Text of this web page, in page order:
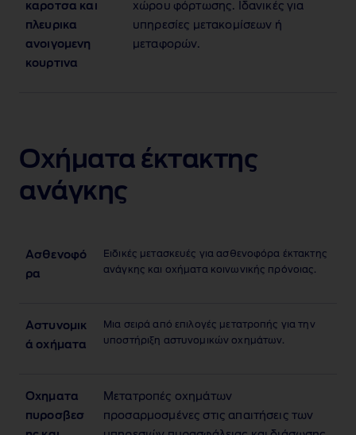
καροτσα και
πλευρικα
ανοιγομενη
κουρτινα
χώρου φόρτωσης. Ιδανικές για
υπηρεσίες μετακομίσεων ή
μεταφορών.
Οχήματα έκτακτης
ανάγκης
Ασθενοφό
ρα
Ειδικές μετασκευές για ασθενοφόρα έκτακτης
ανάγκης και οχήματα κοινωνικής πρόνοιας.
Αστυνομικ
ά οχήματα
Μια σειρά από επιλογές μετατροπής για την
υποστήριξη αστυνομικών οχημάτων.
Οχηματα
πυροσβεσ
Μετατροπές οχημάτων
προσαρμοσμένες στις απαιτήσεις των